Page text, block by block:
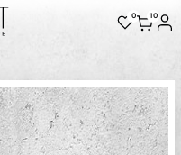
0 10